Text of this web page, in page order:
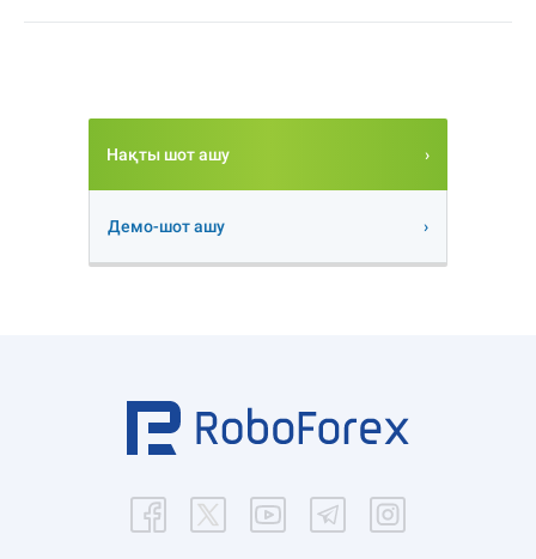
Нақты шот ашу
Демо-шот ашу